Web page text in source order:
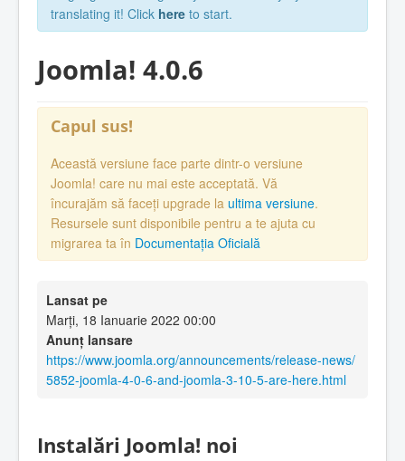
translating it! Click here to start.
Joomla! 4.0.6
Capul sus!
Această versiune face parte dintr-o versiune
Joomla! care nu mai este acceptată. Vă
încurajăm să faceți upgrade la ultima versiune.
Resursele sunt disponibile pentru a te ajuta cu
migrarea ta în Documentația Oficială
Lansat pe
Marți, 18 Ianuarie 2022 00:00
Anunț lansare
https://www.joomla.org/announcements/release-news/
5852-joomla-4-0-6-and-joomla-3-10-5-are-here.html
Instalări Joomla! noi